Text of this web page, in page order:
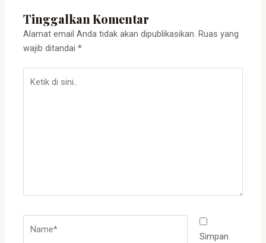
Tinggalkan Komentar
Alamat email Anda tidak akan dipublikasikan. Ruas yang
wajib ditandai*
Simpan